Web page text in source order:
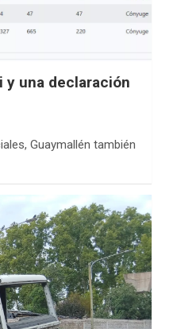
y una declaración
Guaymallén también